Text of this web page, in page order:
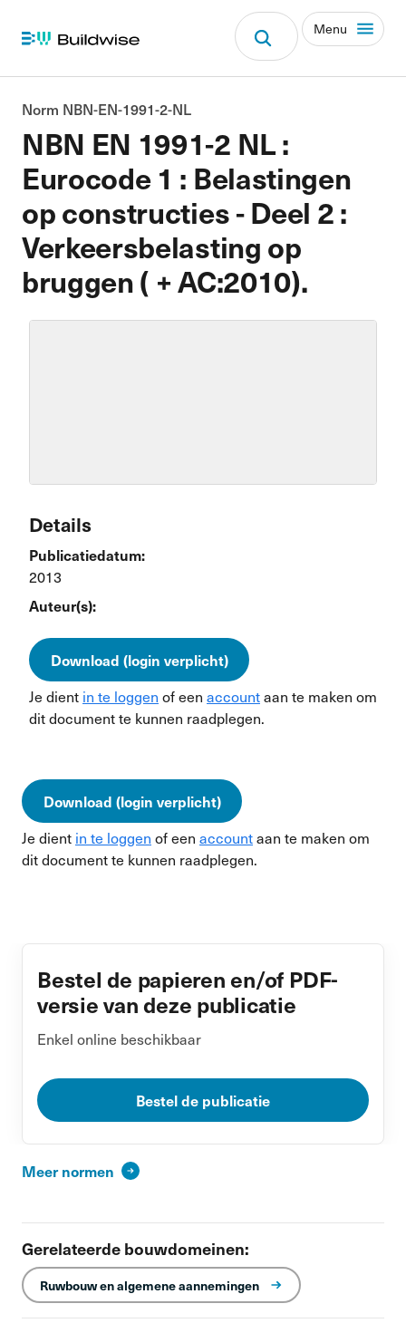
Menu
NBN EN 1991-2 NL :
Eurocode 1 : Belastingen
op constructies - Deel 2 :
Verkeersbelasting op
bruggen ( + AC:2010).
Norm NBN-EN-1991-2-NL
Details
Publicatiedatum:
2013
Auteur(s):
Download (login verplicht)
Je dient in te loggen of een accountaan te maken om
dit document te kunnen raadplegen.
Download (login verplicht)
Je dient in te loggen of een accountaan te maken om
dit document te kunnen raadplegen.
Bestel de papieren en/of PDF-
versie van deze publicatie
Enkel online beschikbaar
Bestel de publicatie
Meer normen
Gerelateerde bouwdomeinen:
Ruwbouw en algemene aannemingen